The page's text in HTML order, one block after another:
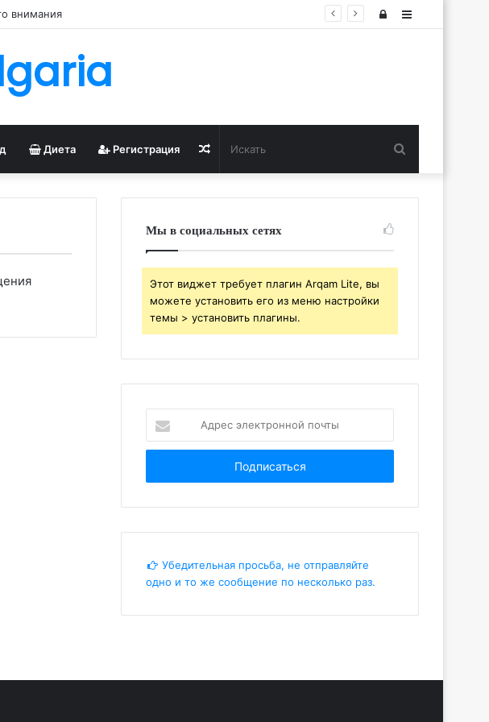
внимания Sidebar
Войти
Диета Регистрация Случайная
статья
Мы в социальных сетях
Этот виджет требует плагин Arqam Lite, вы
можете установить его из меню настройки
темы > установить плагины.
электронной
почты
Убедительная просьба, не отправляйте
одно и то же сообщение по несколько раз.